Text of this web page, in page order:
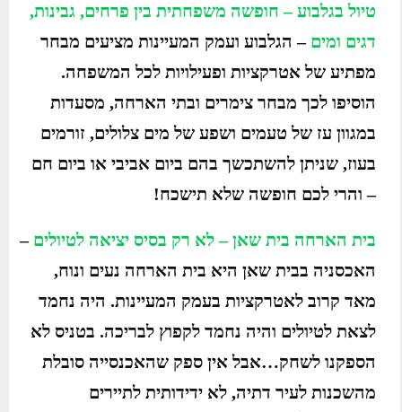
טיול בגלבוע – חופשה משפחתית בין פרחים, גבינות,
דגים ומים – הגלבוע ועמק המעיינות מציעים מבחר
מפתיע של אטרקציות ופעילויות לכל המשפחה.
הוסיפו לכך מבחר צימרים ובתי הארחה, מסעדות
במגוון עז של טעמים ושפע של מים צלולים, זורמים
בעוז, שניתן להשתכשך בהם ביום אביבי או ביום חם
– והרי לכם חופשה שלא תישכח!
בית הארחה בית שאן – לא רק בסיס יציאה לטיולים –
האכסניה בבית שאן היא בית הארחה נעים ונוח,
מאד קרוב לאטרקציות בעמק המעיינות. היה נחמד
לצאת לטיולים והיה נחמד לקפוץ לבריכה. בטניס לא
הספקנו לשחק…אבל אין ספק שהאכנסייה סובלת
מהשכנות לעיר דתיה, לא ידידותית לתיירים